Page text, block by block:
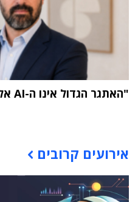
"האתגר הגדול אינו ה-AI אלא הטמעתה בארגון"
אירועים קרובים